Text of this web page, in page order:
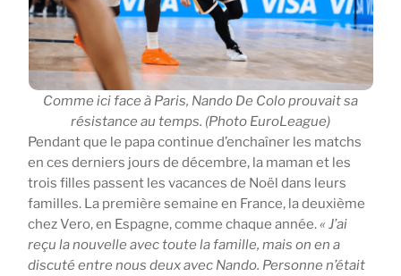
Comme ici face à Paris, Nando De Colo prouvait sa
résistance au temps. (Photo EuroLeague)
Pendant que le papa continue d’enchaîner les matchs
en ces derniers jours de décembre, la maman et les
trois filles passent les vacances de Noël dans leurs
familles. La première semaine en France, la deuxième
chez Vero, en Espagne, comme chaque année.« J’ai
reçu la nouvelle avec toute la famille, mais on en a
discuté entre nous deux avec Nando. Personne n’était